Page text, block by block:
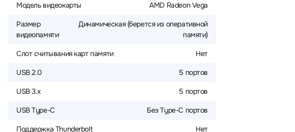
Модель видеокарты AMD Radeon Vega
Размер
видеопамяти
Динамическая (берется из оперативной
памяти)
Слот считывания карт памяти Нет
USB 2.0 5 портов
USB 3.x 5 портов
USB Type-C Без Type-C портов
Поддержка Thunderbolt Нет